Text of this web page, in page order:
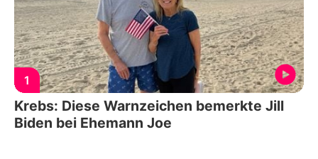
1
Krebs: Diese Warnzeichen bemerkte Jill
Biden bei Ehemann Joe